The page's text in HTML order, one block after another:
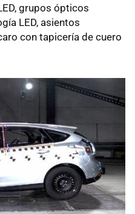
grupos ópticos
LED, asientos
con tapicería de cuero